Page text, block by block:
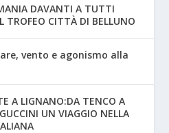
DAVANTI A TUTTI
TROFEO CITTÀ DI BELLUNO
vento e agonismo alla
A LIGNANO:DA TENCO A
UN VIAGGIO NELLA